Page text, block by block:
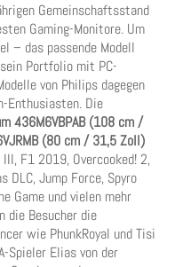
Gemeinschaftsstand
Gaming-Monitore. Um
– das passende Modell
Portfolio mit PC-
von Philips dagegen
Enthusiasten. Die
436M6VBPAB (108 cm /
(80 cm / 31,5 Zoll)
F1 2019, Overcooked! 2,
DLC, Jump Force, Spyro
Game und vielen mehr
die Besucher die
wie PhunkRoyal und Tisi
Spieler Elias von der